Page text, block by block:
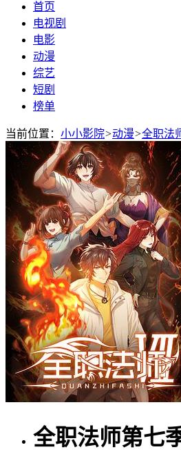
首页
电视剧
电影
动漫
综艺
短剧
榜单
当前位置： 小小影院>动漫>全职法
全职法师第七